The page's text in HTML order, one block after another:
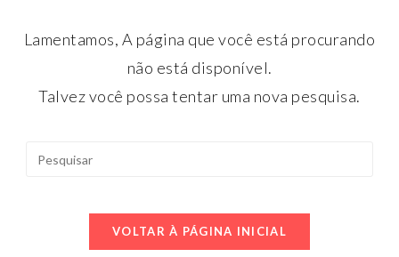
Lamentamos, A página que você está procurando
não está disponível.
Talvez você possa tentar uma nova pesquisa.
VOLTAR À PÁGINA INICIAL